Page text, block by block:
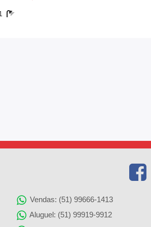
Vendas: (51) 99666-1413
Aluguel: (51) 99919-9912